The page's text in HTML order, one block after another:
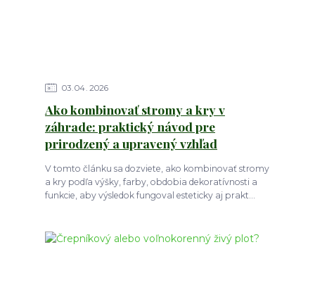
03 04 2026
Ako kombinovať stromy a kry v
záhrade: praktický návod pre
prirodzený a upravený vzhľad
V tomto článku sa dozviete, ako kombinovať stromy
a kry podľa výšky, farby, obdobia dekoratívnosti a
funkcie, aby výsledok fungoval esteticky aj prakt...